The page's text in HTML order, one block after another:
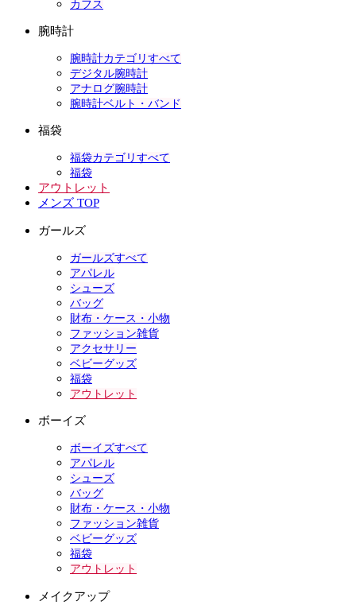
カフス
腕時計
腕時計カテゴリすべて
デジタル腕時計
アナログ腕時計
腕時計ベルト・バンド
福袋
福袋カテゴリすべて
福袋
アウトレット
メンズ TOP
ガールズ
ガールズすべて
アパレル
シューズ
バッグ
財布・ケース・小物
ファッション雑貨
アクセサリー
ベビーグッズ
福袋
アウトレット
ボーイズ
ボーイズすべて
アパレル
シューズ
バッグ
財布・ケース・小物
ファッション雑貨
ベビーグッズ
福袋
アウトレット
メイクアップ